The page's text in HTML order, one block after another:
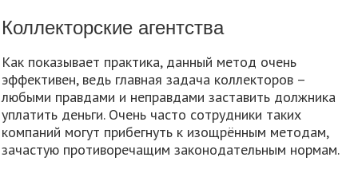
Коллекторские агентства
Как показывает практика, данный метод очень
эффективен, ведь главная задача коллекторов –
любыми правдами и неправдами заставить должника
уплатить деньги. Очень часто сотрудники таких
компаний могут прибегнуть к изощрённым методам,
зачастую противоречащим законодательным нормам.